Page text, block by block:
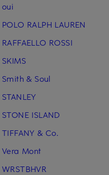
oui
POLO RALPH LAUREN
RAFFAELLO ROSSI
SKIMS
Smith & Soul
STANLEY
STONE ISLAND
TIFFANY & Co.
Vera Mont
WRSTBHVR